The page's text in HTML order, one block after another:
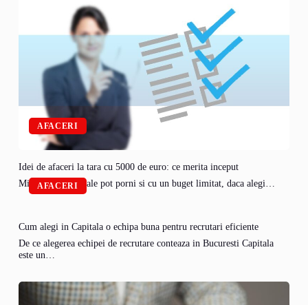
AFACERI
Idei de afaceri la tara cu 5000 de euro: ce merita inceput
Micile afaceri rurale pot porni si cu un buget limitat, daca alegi…
AFACERI
Cum alegi in Capitala o echipa buna pentru recrutari eficiente
De ce alegerea echipei de recrutare conteaza in Bucuresti Capitala
este un…